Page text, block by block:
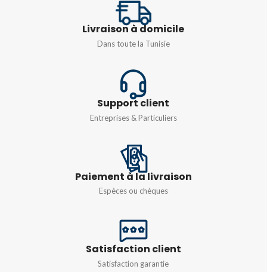
UTTB 2,5,UTTB 4
AC400V/DC220V
Livraison à domicile
Dans toute la Tunisie
Support client
Entreprises & Particuliers
Paiement à la livraison
Espèces ou chèques
Satisfaction client
Satisfaction garantie